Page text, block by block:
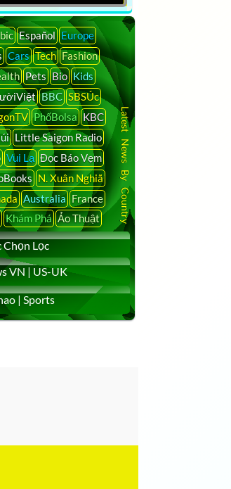
Español Europe
Cars Tech Fashion
Pets Bio Kids
BBC SBSÚc
PhốBolsa KBC
Little Saigon Radio
Vui Lạ Đọc Báo Vẹm
N. Xuân Nghiã
Australia France
Khám Phá Ảo Thuật
Chọn Lọc
VN | US-UK
| Sports
Latest News By Country